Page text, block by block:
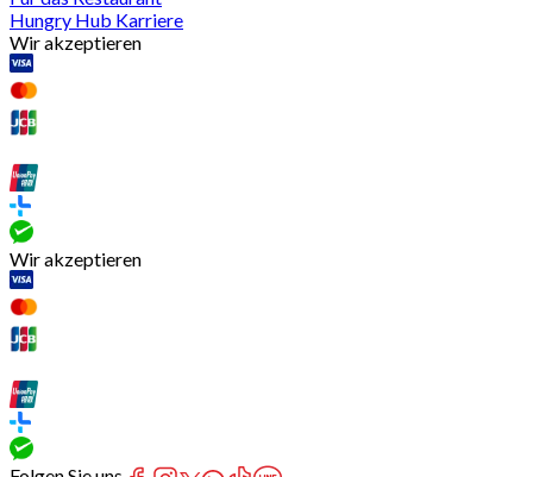
Hungry Hub Karriere
Wir akzeptieren
Wir akzeptieren